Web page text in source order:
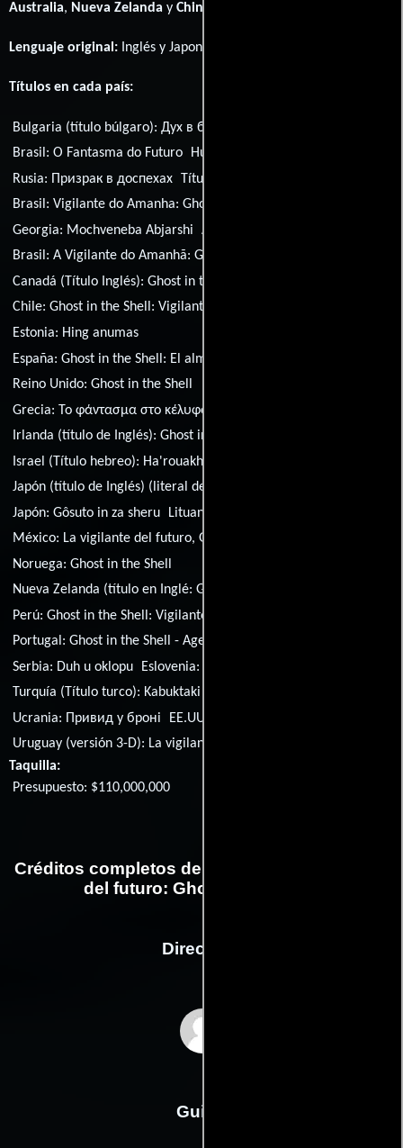
Australia, Nueva Zelanda y China
Lenguaje original: Inglés y Japonés
Títulos en cada país:
Bulgaria (título búlgaro):Дух в броня
Brasil:O Fantasma do Futuro Hungría:
Rusia: Призрак в доспехах Título original:
Brasil:Vigilante do Amanha: Ghost in the Shell
Georgia: Mochveneba Abjarshi Australia:
Brasil:A Vigilante do Amanhã: Ghost in the Shell
Canadá (Título Inglés):Ghost in the Shell
Chile:Ghost in the Shell: Vigilante del futuro
Estonia: Hing anumas
España:Ghost in the Shell: El alma de la máquina
Reino Unido:Ghost in the Shell
Grecia:Το φάντασμα στο κέλυφος
Irlanda (título de Inglés):Ghost in the Shell
Israel (Título hebreo): Ha'rouakh ba'ma'a'tefet
Japón (título de Inglés) (literal del título Inglé:
Japón:Gôsuto in za sheru Lituania:
México: La vigilante del futuro, Ghost in the Shell
Noruega:Ghost in the Shell
Nueva Zelanda (título en Inglé:Ghost in the Shell
Perú:Ghost in the Shell: Vigilante del futuro
Portugal:Ghost in the Shell - Agente do Futuro
Serbia: Duh u oklopu Eslovenia:
Turquía (Título turco): Kabuktaki Hayalet
Ucrania: Привид у бронi EE.UU.:
Uruguay (versión 3-D): La vigilante del futuro
Taquilla:
Presupuesto: $110,000,000
Créditos completos de la película La vigilante
del futuro: Ghost in the Shell
Dirección
Guión